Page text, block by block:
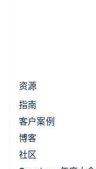
资源
指南
客户案例
博客
社区